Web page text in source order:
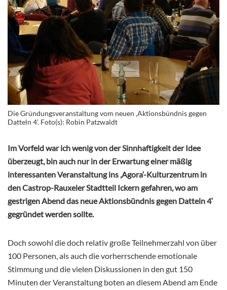
Die Gründungsveranstaltung vom neuen ‚Aktionsbündnis gegen
Datteln 4‘. Foto(s): Robin Patzwaldt
Im Vorfeld war ich wenig von der Sinnhaftigkeit der Idee
überzeugt, bin auch nur in der Erwartung einer mäßig
interessanten Veranstaltung ins ‚Agora‘-Kulturzentrum in
den Castrop-Rauxeler Stadtteil Ickern gefahren, wo am
gestrigen Abend das neue Aktionsbündnis gegen Datteln 4‘
gegründet werden sollte.
Doch sowohl die doch relativ große Teilnehmerzahl von über
100 Personen, als auch die vorherrschende emotionale
Stimmung und die vielen Diskussionen in den gut 150
Minuten der Veranstaltung boten an diesem Abend am Ende